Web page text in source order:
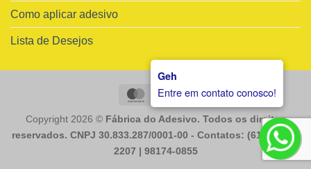
Geh
Entre em contato conosco!
Como aplicar adesivo
Lista de Desejos
MasterCardVisa
Copyright 2026 © Fábrica do Adesivo. Todos os direitos
reservados. CNPJ 30.833.287/0001-00 - Contatos: (61) 98225-
2207 | 98174-0855